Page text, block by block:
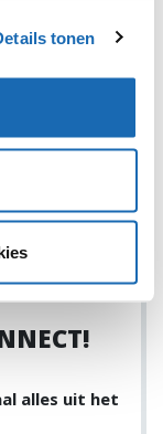
tonen
& Only
Men & Frank
alles uit het